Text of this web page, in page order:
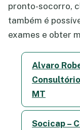
pronto-socorro,
também é
exames e obter
Alvaro
MT
Socicap –